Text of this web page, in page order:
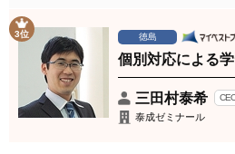
3位 徳島
個別対応による
三田村泰希
泰成ゼミナール